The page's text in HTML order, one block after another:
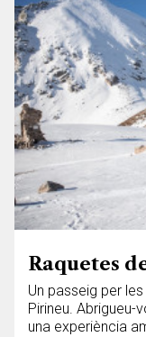
Raquetes
Un passeig per
Pirineu.
una experiència